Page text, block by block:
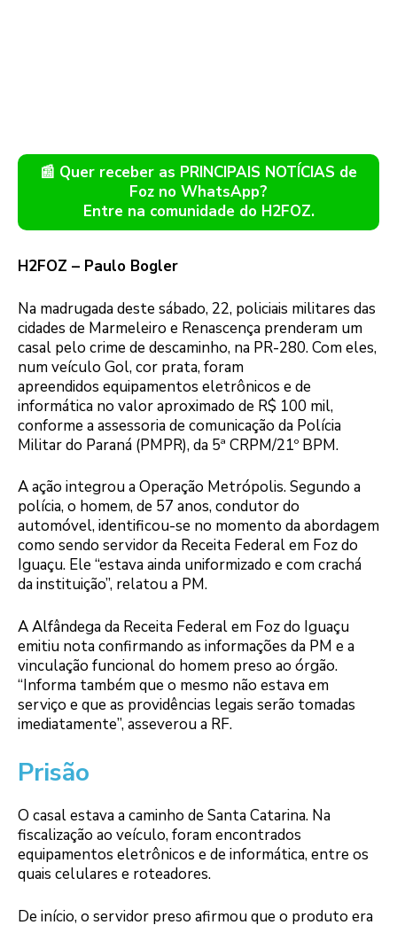
📰 Quer receber as PRINCIPAIS NOTÍCIAS de
Foz no WhatsApp?
Entre na comunidade do H2FOZ.
H2FOZ – Paulo Bogler
Na madrugada deste sábado, 22, policiais militares das
cidades de Marmeleiro e Renascença prenderam um
casal pelo crime de descaminho, na PR-280. Com eles,
num veículo Gol, cor prata, foram
apreendidos equipamentos eletrônicos e de
informática no valor aproximado de R$ 100 mil,
conforme a assessoria de comunicação da Polícia
Militar do Paraná (PMPR), da 5ª CRPM/21º BPM.
A ação integrou a Operação Metrópolis. Segundo a
polícia, o homem, de 57 anos, condutor do
automóvel, identificou-se no momento da abordagem
como sendo servidor da Receita Federal em Foz do
Iguaçu. Ele “estava ainda uniformizado e com crachá
da instituição”, relatou a PM.
A Alfândega da Receita Federal em Foz do Iguaçu
emitiu nota confirmando as informações da PM e a
vinculação funcional do homem preso ao órgão.
“Informa também que o mesmo não estava em
serviço e que as providências legais serão tomadas
imediatamente”, asseverou a RF.
Prisão
O casal estava a caminho de Santa Catarina. Na
fiscalização ao veículo, foram encontrados
equipamentos eletrônicos e de informática, entre os
quais celulares e roteadores.
De início, o servidor preso afirmou que o produto era